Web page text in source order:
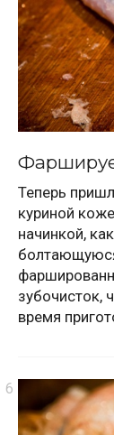
Теперь
куриной
начинкой,
зубочисток,
время